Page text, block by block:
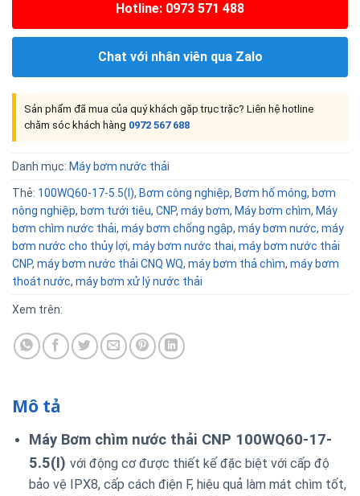
Hotline: 0973 571 488
Chat với nhân viên qua Zalo
Sản phẩm đã mua của quý khách gặp trục trặc? Liên hệ hotline
chăm sóc khách hàng 0972 567 688
Danh mục: Máy bơm nước thải
Thẻ: 100WQ60-17-5.5(I), Bơm công nghiệp, Bơm hố móng, bơm
nông nghiệp, bơm tưới tiêu, CNP, máy bơm, Máy bơm chìm, Máy
bơm chìm nước thải, máy bơm chống ngập, máy bơm nước, máy
bơm nước cho thủy lợi, máy bơm nước thai, máy bơm nước thải
CNP, máy bơm nước thải CNQ WQ, máy bơm thả chìm, máy bơm
thoát nước, máy bơm xử lý nước thải
Xem trên:
Mô tả
Máy Bơm chìm nước thải CNP 100WQ60-17-
5.5(I) với động cơ được thiết kế đặc biệt với cấp độ
bảo vệ IPX8, cấp cách điện F, hiệu quả làm mát chìm tốt,